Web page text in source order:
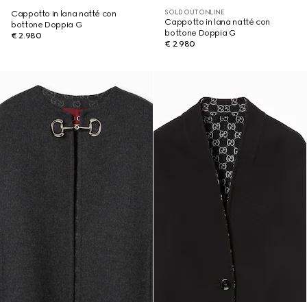
Cappotto in lana natté con
bottone Doppia G
€ 2.980
SOLD OUT ONLINE
Cappotto in lana natté con
bottone Doppia G
€ 2.980